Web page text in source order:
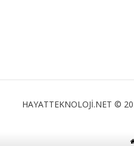
HAYATTEKNOLOJİ.NET ©